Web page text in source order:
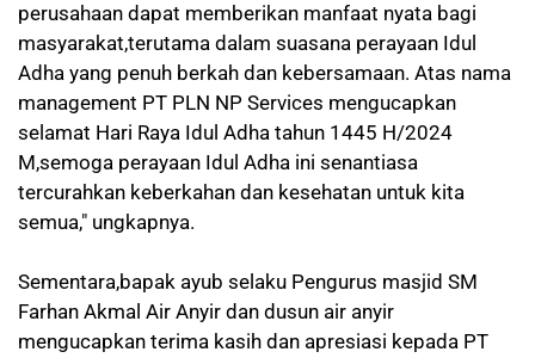
perusahaan dapat memberikan manfaat nyata bagi
masyarakat,terutama dalam suasana perayaan Idul
Adha yang penuh berkah dan kebersamaan. Atas nama
management PT PLN NP Services mengucapkan
selamat Hari Raya Idul Adha tahun 1445 H/2024
M,semoga perayaan Idul Adha ini senantiasa
tercurahkan keberkahan dan kesehatan untuk kita
semua," ungkapnya.
Sementara,bapak ayub selaku Pengurus masjid SM
Farhan Akmal Air Anyir dan dusun air anyir
mengucapkan terima kasih dan apresiasi kepada PT